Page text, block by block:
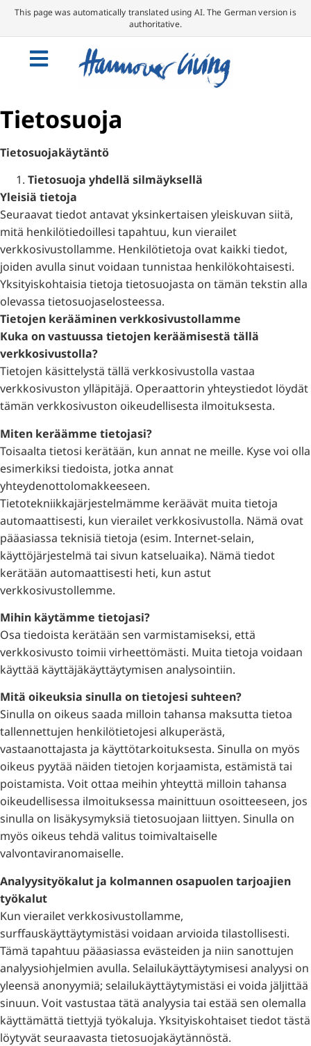
This page was automatically translated using AI. The German version is
authoritative.
Tietosuoja
Tietosuojakäytäntö
Tietosuoja yhdellä silmäyksellä
Yleisiä tietoja
Seuraavat tiedot antavat yksinkertaisen yleiskuvan siitä,
mitä henkilötiedoillesi tapahtuu, kun vierailet
verkkosivustollamme. Henkilötietoja ovat kaikki tiedot,
joiden avulla sinut voidaan tunnistaa henkilökohtaisesti.
Yksityiskohtaisia tietoja tietosuojasta on tämän tekstin alla
olevassa tietosuojaselosteessa.
Tietojen kerääminen verkkosivustollamme
Kuka on vastuussa tietojen keräämisestä tällä
verkkosivustolla?
Tietojen käsittelystä tällä verkkosivustolla vastaa
verkkosivuston ylläpitäjä. Operaattorin yhteystiedot löydät
tämän verkkosivuston oikeudellisesta ilmoituksesta.
Miten keräämme tietojasi?
Toisaalta tietosi kerätään, kun annat ne meille. Kyse voi olla
esimerkiksi tiedoista, jotka annat
yhteydenottolomakkeeseen.
Tietotekniikkajärjestelmämme keräävät muita tietoja
automaattisesti, kun vierailet verkkosivustolla. Nämä ovat
pääasiassa teknisiä tietoja (esim. Internet-selain,
käyttöjärjestelmä tai sivun katseluaika). Nämä tiedot
kerätään automaattisesti heti, kun astut
verkkosivustollemme.
Mihin käytämme tietojasi?
Osa tiedoista kerätään sen varmistamiseksi, että
verkkosivusto toimii virheettömästi. Muita tietoja voidaan
käyttää käyttäjäkäyttäytymisen analysointiin.
Mitä oikeuksia sinulla on tietojesi suhteen?
Sinulla on oikeus saada milloin tahansa maksutta tietoa
tallennettujen henkilötietojesi alkuperästä,
vastaanottajasta ja käyttötarkoituksesta. Sinulla on myös
oikeus pyytää näiden tietojen korjaamista, estämistä tai
poistamista. Voit ottaa meihin yhteyttä milloin tahansa
oikeudellisessa ilmoituksessa mainittuun osoitteeseen, jos
sinulla on lisäkysymyksiä tietosuojaan liittyen. Sinulla on
myös oikeus tehdä valitus toimivaltaiselle
valvontaviranomaiselle.
Analyysityökalut ja kolmannen osapuolen tarjoajien
työkalut
Kun vierailet verkkosivustollamme,
surffauskäyttäytymistäsi voidaan arvioida tilastollisesti.
Tämä tapahtuu pääasiassa evästeiden ja niin sanottujen
analyysiohjelmien avulla. Selailukäyttäytymisesi analyysi on
yleensä anonyymiä; selailukäyttäytymistäsi ei voida jäljittää
sinuun. Voit vastustaa tätä analyysia tai estää sen olemalla
käyttämättä tiettyjä työkaluja. Yksityiskohtaiset tiedot tästä
löytyvät seuraavasta tietosuojakäytännöstä.